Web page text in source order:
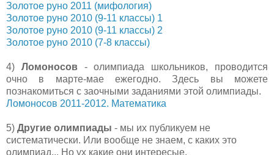
Золотое руно 2011 (мифология)
Золотое руно 2010 (9-11 классы) 1
Золотое руно 2010 (9-11 классы) 2
Золотое руно 2010 (7-8 классы)
4) Ломоносов- олимпиада школьников, проводится
очно в марте-мае ежегодно. Здесь вы можете
познакомиться с заочными заданиями этой олимпиады.
Ломоносов 2011-2012. Математика
5) Другие олимпиады - мы их публикуем не
систематически. Или вообще не знаем, с каких это
олимпиад... Но ух какие они интересые.